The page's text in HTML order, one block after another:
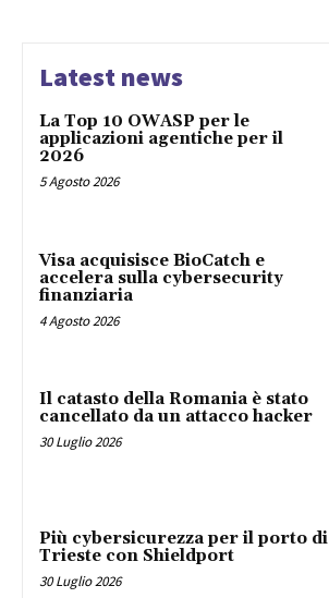
Latest news
La Top 10 OWASP per le
applicazioni agentiche per il
2026
5 Agosto 2026
Visa acquisisce BioCatch e
accelera sulla cybersecurity
finanziaria
4 Agosto 2026
Il catasto della Romania è stato
cancellato da un attacco hacker
30 Luglio 2026
Più cybersicurezza per il porto di
Trieste con Shieldport
30 Luglio 2026